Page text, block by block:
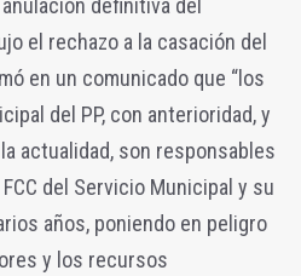
definitiva del
el rechazo a la casación del
en un comunicado que “los
del PP, con anterioridad, y
actualidad, son responsables
del Servicio Municipal y su
años, poniendo en peligro
y los recursos